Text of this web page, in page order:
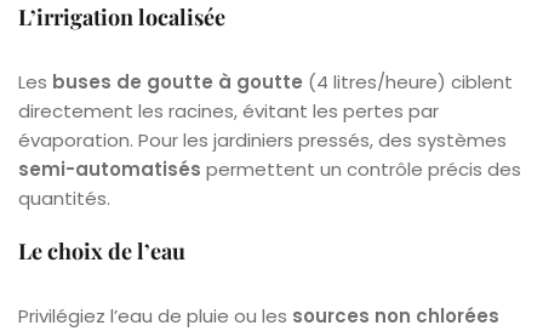
L’irrigation localisée
Les buses de goutte à goutte (4 litres/heure) ciblent
directement les racines, évitant les pertes par
évaporation. Pour les jardiniers pressés, des systèmes
semi-automatisés permettent un contrôle précis des
quantités.
Le choix de l’eau
Privilégiez l’eau de pluie ou les sources non chlorées